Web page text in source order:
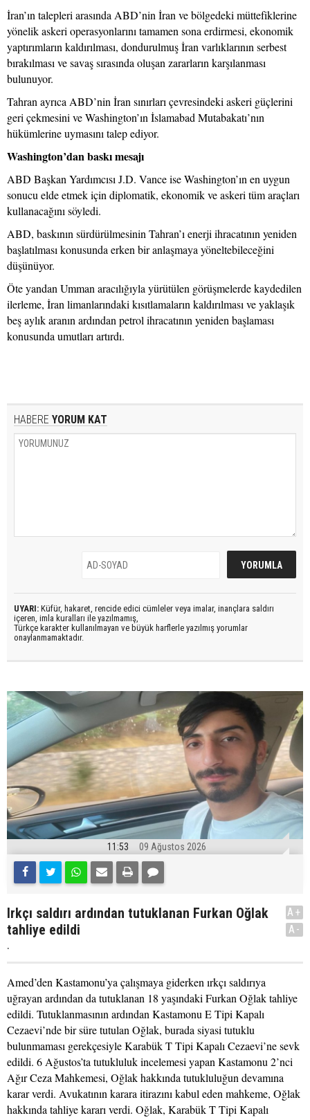
İran’ın talepleri arasında ABD’nin İran ve bölgedeki müttefiklerine
yönelik askeri operasyonlarını tamamen sona erdirmesi, ekonomik
yaptırımların kaldırılması, dondurulmuş İran varlıklarının serbest
bırakılması ve savaş sırasında oluşan zararların karşılanması
bulunuyor.
Tahran ayrıca ABD’nin İran sınırları çevresindeki askeri güçlerini
geri çekmesini ve Washington’ın İslamabad Mutabakatı’nın
hükümlerine uymasını talep ediyor.
Washington’dan baskı mesajı
ABD Başkan Yardımcısı J.D. Vance ise Washington’ın en uygun
sonucu elde etmek için diplomatik, ekonomik ve askeri tüm araçları
kullanacağını söyledi.
ABD, baskının sürdürülmesinin Tahran’ı enerji ihracatının yeniden
başlatılması konusunda erken bir anlaşmaya yöneltebileceğini
düşünüyor.
Öte yandan Umman aracılığıyla yürütülen görüşmelerde kaydedilen
ilerleme, İran limanlarındaki kısıtlamaların kaldırılması ve yaklaşık
beş aylık aranın ardından petrol ihracatının yeniden başlaması
konusunda umutları artırdı.
HABERE YORUM KAT
UYARI: Küfür, hakaret, rencide edici cümleler veya imalar, inançlara saldırı
içeren, imla kuralları ile yazılmamış,
Türkçe karakter kullanılmayan ve büyük harflerle yazılmış yorumlar
onaylanmamaktadır.
11:53 09 Ağustos 2026
Irkçı saldırı ardından tutuklanan Furkan Oğlak
tahliye edildi
.
A+
A-
Amed’den Kastamonu’ya çalışmaya giderken ırkçı saldırıya
uğrayan ardından da tutuklanan 18 yaşındaki Furkan Oğlak tahliye
edildi. Tutuklanmasının ardından Kastamonu E Tipi Kapalı
Cezaevi’nde bir süre tutulan Oğlak, burada siyasi tutuklu
bulunmaması gerekçesiyle Karabük T Tipi Kapalı Cezaevi’ne sevk
edildi. 6 Ağustos’ta tutukluluk incelemesi yapan Kastamonu 2’nci
Ağır Ceza Mahkemesi, Oğlak hakkında tutukluluğun devamına
karar verdi. Avukatının karara itirazını kabul eden mahkeme, Oğlak
hakkında tahliye kararı verdi. Oğlak, Karabük T Tipi Kapalı